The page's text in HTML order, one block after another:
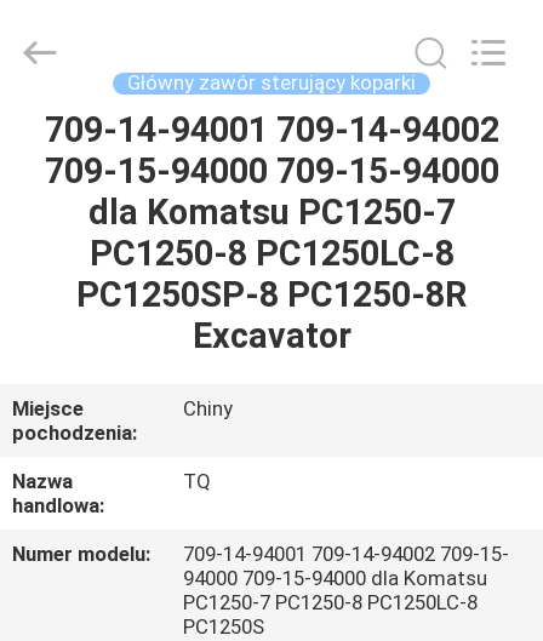
DOM
PRODUKTY
FILMY
VR
O
NAS
WYCIECZKA
Machinery
Reserved.
Główny zawór sterujący koparki
709-14-94001 709-14-94002
709-15-94000 709-15-94000
dla Komatsu PC1250-7
PC1250-8 PC1250LC-8
PC1250SP-8 PC1250-8R
Excavator
Miejsce
pochodzenia:
Chiny
Nazwa
handlowa:
TQ
Numer modelu:
709-14-94001 709-14-94002 709-15-
94000 709-15-94000 dla Komatsu
PC1250-7 PC1250-8 PC1250LC-8
PC1250S